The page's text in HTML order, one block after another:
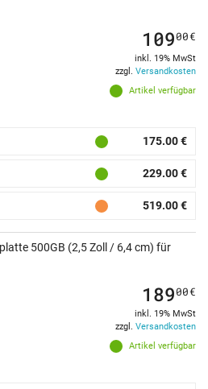
Artikel verfügbar
10900€
inkl. 19% MwSt
zzgl. Versandkosten
175.00 €
229.00 €
519.00 €
500GB (2,5 Zoll / 6,4 cm) für
Artikel verfügbar
18900€
inkl. 19% MwSt
zzgl. Versandkosten